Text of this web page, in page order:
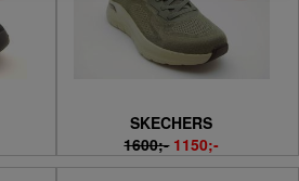
SKECHERS
1600;- 1150;-